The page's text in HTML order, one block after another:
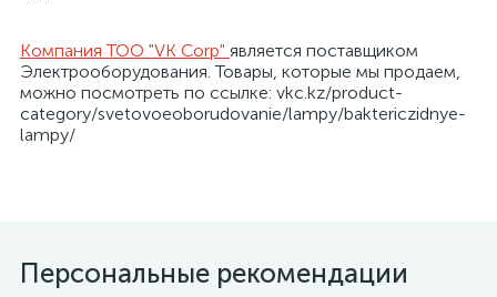
Компания ТОО "VK Corp" является поставщиком
Электрооборудования. Товары, которые мы продаем,
можно посмотреть по ссылке: vkc.kz/product-
category/svetovoeoborudovanie/lampy/baktericzidnye-
lampy/
Персональные рекомендации